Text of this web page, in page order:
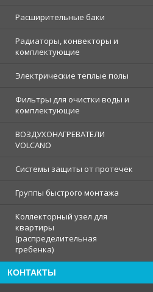
Расширительные баки
Радиаторы, конвекторы и
комплектующие
Электрические теплые полы
Фильтры для очистки воды и
комплектующие
ВОЗДУХОНАГРЕВАТЕЛИ
VOLCANO
Системы защиты от протечек
Группы быстрого монтажа
Коллекторный узел для
квартиры
(распределительная
гребенка)
КОНТАКТЫ